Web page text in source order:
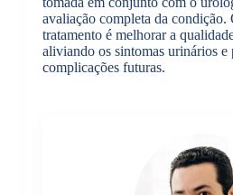
avaliação completa da
tratamento é melhorar a
aliviando os sintomas urinários e
complicações futuras.